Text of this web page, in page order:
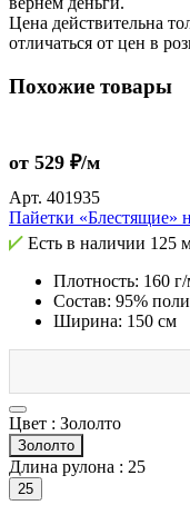
Цена действительна
отличаться от цен в
Похожие товары
от 529 ₽/м
Арт. 401935
Пайетки «Блестящие»
Есть в наличии 125
Плотность: 160 г/
Состав: 95%
Ширина: 150 см
Цвет : Зололто
Зололто
Длина рулона : 25
25